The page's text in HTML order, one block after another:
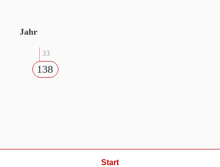
Jahr
33
138
Start